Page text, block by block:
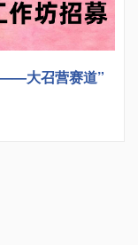
——大召营赛道”